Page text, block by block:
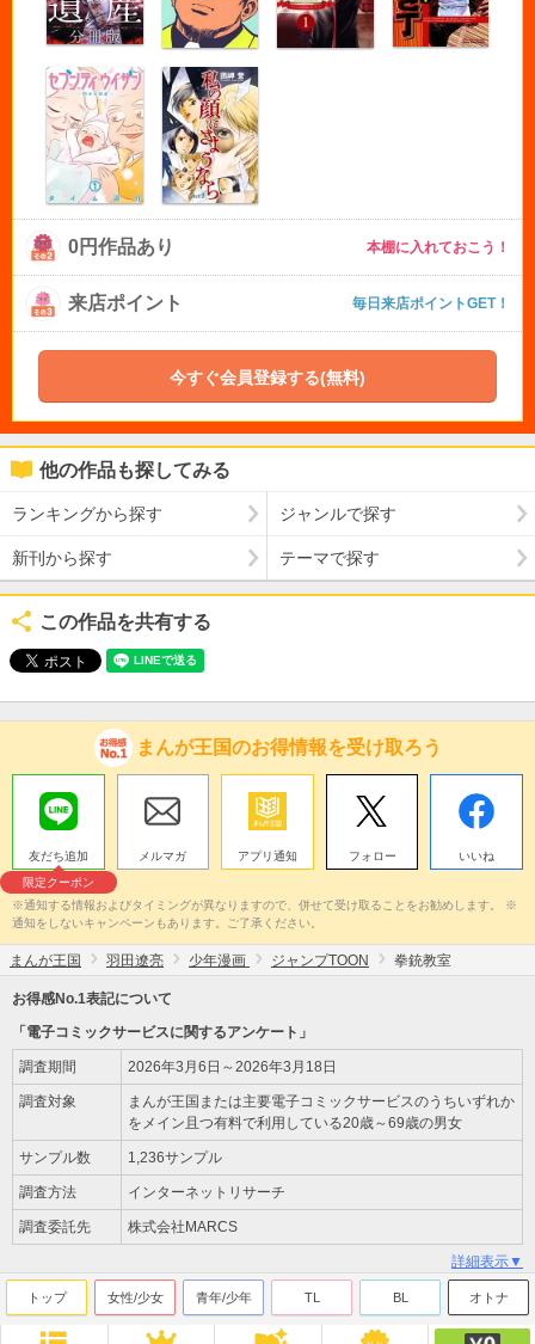
0円作品あり 本棚に入れておこう！
来店ポイント 毎日来店ポイントGET！
今すぐ会員登録する(無料)
他の作品も探してみる
ランキングから探す ジャンルで探す
新刊から探す テーマで探す
この作品を共有する
まんが王国のお得情報を受け取ろう
友だち追加
限定クーポン
メルマガ アプリ通知 フォロー いいね
※通知する情報およびタイミングが異なりますので、併せて受け取ることをお勧めします。 ※
通知をしないキャンペーンもあります。ご了承ください。
まんが王国 羽田遼亮 少年漫画 ジャンプTOON 拳銃教室
お得感No.1表記について
「電子コミックサービスに関するアンケート」
調査期間 2026年3月6日～2026年3月18日
調査対象
まんが王国または主要電子コミックサービスのうちいずれか
をメイン且つ有料で利用している20歳～69歳の男女
サンプル数 1,236サンプル
調査方法 インターネットリサーチ
調査委託先 株式会社MARCS
詳細表示▼
トップ 女性/少女 青年/少年 TL BL オトナ